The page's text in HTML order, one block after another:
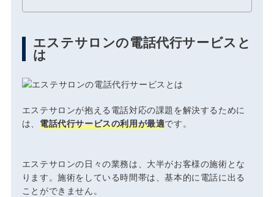
エステサロンの電話代行サービスと
は
エステサロンが抱える電話対応の課題を解決するために
は、電話代行サービスの利用が最適です。
エステサロンの日々の業務は、大半がお客様の施術とな
ります。施術をしている時間帯は、基本的に電話に出る
ことができません。